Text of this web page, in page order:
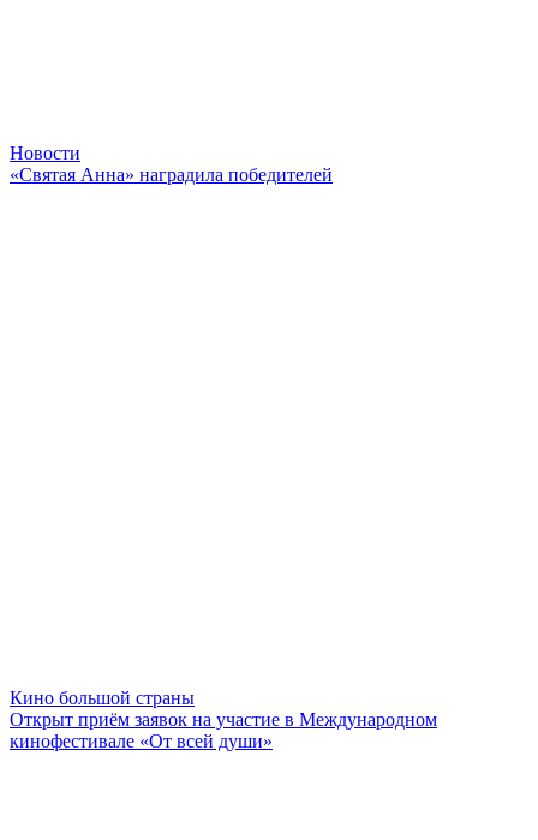
Новости
«Святая Анна» наградила победителей
Кино большой страны
Открыт приём заявок на участие в Международном
кинофестивале «От всей души»